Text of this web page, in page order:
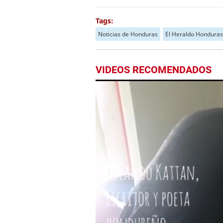
Tags:
Noticias de Honduras El Heraldo Honduras
VIDEOS RECOMENDADOS